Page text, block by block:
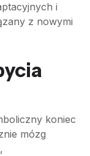
i
z nowymi
koniec
mózg